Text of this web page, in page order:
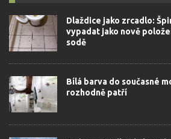
Dlaždice jako zrcadlo:
vypadat jako nově
sodě
Bílá barva do současné
rozhodně patří